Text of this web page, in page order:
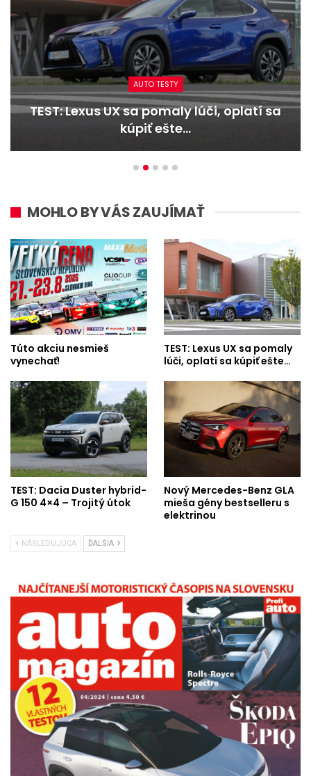
AUTO TESTY
TEST: Lexus UX sa pomaly lúči, oplatí sa
kúpiť ešte…
MOHLO BY VÁS ZAUJÍMAŤ
Túto akciu nesmieš
vynechať!
TEST: Lexus UX sa pomaly
lúči, oplatí sa kúpiť ešte…
TEST: Dacia Duster hybrid-
G 150 4×4 – Trojitý útok
Nový Mercedes-Benz GLA
mieša gény bestselleru s
elektrinou
NÁSLEDUJÚCA ĎALŠIA